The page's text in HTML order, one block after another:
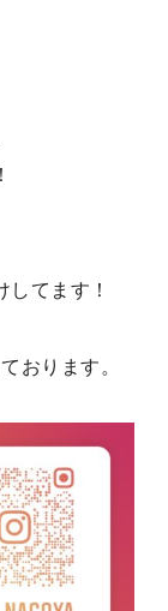
てます！
おります。